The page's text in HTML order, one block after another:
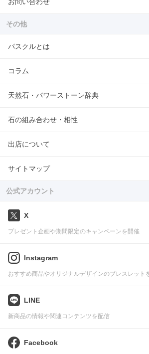
その他
パスクルとは
コラム
天然石・パワーストーン辞典
石の組み合わせ・相性
出店について
サイトマップ
公式アカウント
X
プレゼント企画や期間限定のキャンペーンを開催
Instagram
おすすめ商品やオリジナルデザインのブレスレット
LINE
新商品の情報や関連コンテンツを配信
Facebook